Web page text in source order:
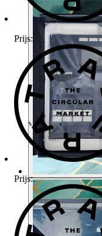
Prijs:.
Prijs:.